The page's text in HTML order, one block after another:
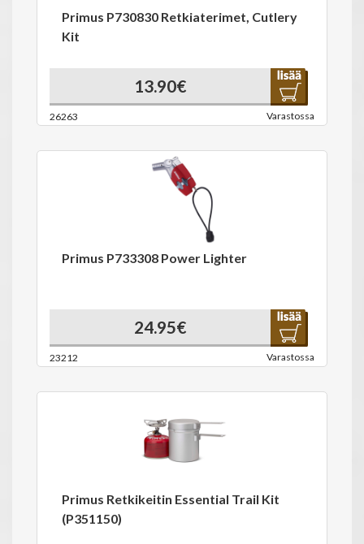
Primus P730830 Retkiaterimet, Cutlery
Kit
13.90€
26263 Varastossa
Primus P733308 Power Lighter
24.95€
23212 Varastossa
Primus Retkikeitin Essential Trail Kit
(P351150)